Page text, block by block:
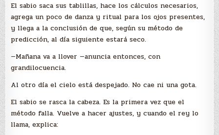
El sabio saca sus tablillas, hace los cálculos necesarios,
agrega un poco de danza y ritual para los ojos presentes,
y llega a la conclusión de que, según su método de
predicción, al día siguiente estará seco.
—Mañana va a llover —anuncia entonces, con
grandilocuencia.
Al otro día el cielo está despejado. No cae ni una gota.
El sabio se rasca la cabeza. Es la primera vez que el
método falla. Vuelve a hacer ajustes, y cuando el rey lo
llama, explica: